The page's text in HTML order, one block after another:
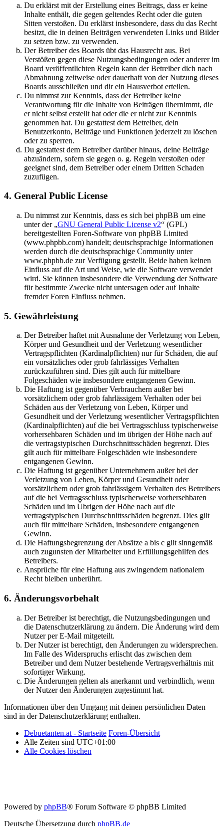
Du erklärst mit der Erstellung eines Beitrags, dass er keine
Inhalte enthält, die gegen geltendes Recht oder die guten
Sitten verstoßen. Du erklärst insbesondere, dass du das Recht
besitzt, die in deinen Beiträgen verwendeten Links und Bilder
zu setzen bzw. zu verwenden.
Der Betreiber des Boards übt das Hausrecht aus. Bei
Verstößen gegen diese Nutzungsbedingungen oder anderer im
Board veröffentlichten Regeln kann der Betreiber dich nach
Abmahnung zeitweise oder dauerhaft von der Nutzung dieses
Boards ausschließen und dir ein Hausverbot erteilen.
Du nimmst zur Kenntnis, dass der Betreiber keine
Verantwortung für die Inhalte von Beiträgen übernimmt, die
er nicht selbst erstellt hat oder die er nicht zur Kenntnis
genommen hat. Du gestattest dem Betreiber, dein
Benutzerkonto, Beiträge und Funktionen jederzeit zu löschen
oder zu sperren.
Du gestattest dem Betreiber darüber hinaus, deine Beiträge
abzuändern, sofern sie gegen o. g. Regeln verstoßen oder
geeignet sind, dem Betreiber oder einem Dritten Schaden
zuzufügen.
4. General Public License
Du nimmst zur Kenntnis, dass es sich bei phpBB um eine
unter der „GNU General Public License v2“ (GPL)
bereitgestellten Foren-Software von phpBB Limited
(www.phpbb.com) handelt; deutschsprachige Informationen
werden durch die deutschsprachige Community unter
www.phpbb.de zur Verfügung gestellt. Beide haben keinen
Einfluss auf die Art und Weise, wie die Software verwendet
wird. Sie können insbesondere die Verwendung der Software
für bestimmte Zwecke nicht untersagen oder auf Inhalte
fremder Foren Einfluss nehmen.
5. Gewährleistung
Der Betreiber haftet mit Ausnahme der Verletzung von Leben,
Körper und Gesundheit und der Verletzung wesentlicher
Vertragspflichten (Kardinalpflichten) nur für Schäden, die auf
ein vorsätzliches oder grob fahrlässiges Verhalten
zurückzuführen sind. Dies gilt auch für mittelbare
Folgeschäden wie insbesondere entgangenen Gewinn.
Die Haftung ist gegenüber Verbrauchern außer bei
vorsätzlichem oder grob fahrlässigem Verhalten oder bei
Schäden aus der Verletzung von Leben, Körper und
Gesundheit und der Verletzung wesentlicher Vertragspflichten
(Kardinalpflichten) auf die bei Vertragsschluss typischerweise
vorhersehbaren Schäden und im übrigen der Höhe nach auf
die vertragstypischen Durchschnittsschäden begrenzt. Dies
gilt auch für mittelbare Folgeschäden wie insbesondere
entgangenen Gewinn.
Die Haftung ist gegenüber Unternehmern außer bei der
Verletzung von Leben, Körper und Gesundheit oder
vorsätzlichem oder grob fahrlässigem Verhalten des Betreibers
auf die bei Vertragsschluss typischerweise vorhersehbaren
Schäden und im Übrigen der Höhe nach auf die
vertragstypischen Durchschnittsschäden begrenzt. Dies gilt
auch für mittelbare Schäden, insbesondere entgangenen
Gewinn.
Die Haftungsbegrenzung der Absätze a bis c gilt sinngemäß
auch zugunsten der Mitarbeiter und Erfüllungsgehilfen des
Betreibers.
Ansprüche für eine Haftung aus zwingendem nationalem
Recht bleiben unberührt.
6. Änderungsvorbehalt
Der Betreiber ist berechtigt, die Nutzungsbedingungen und
die Datenschutzerklärung zu ändern. Die Änderung wird dem
Nutzer per E-Mail mitgeteilt.
Der Nutzer ist berechtigt, den Änderungen zu widersprechen.
Im Falle des Widerspruchs erlischt das zwischen dem
Betreiber und dem Nutzer bestehende Vertragsverhältnis mit
sofortiger Wirkung.
Die Änderungen gelten als anerkannt und verbindlich, wenn
der Nutzer den Änderungen zugestimmt hat.
Informationen über den Umgang mit deinen persönlichen Daten
sind in der Datenschutzerklärung enthalten.
Debuetanten.at - Startseite Foren-Übersicht
Alle Zeiten sind UTC+01:00
Alle Cookies löschen
Powered by phpBB® Forum Software © phpBB Limited
Deutsche Übersetzung durch phpBB.de